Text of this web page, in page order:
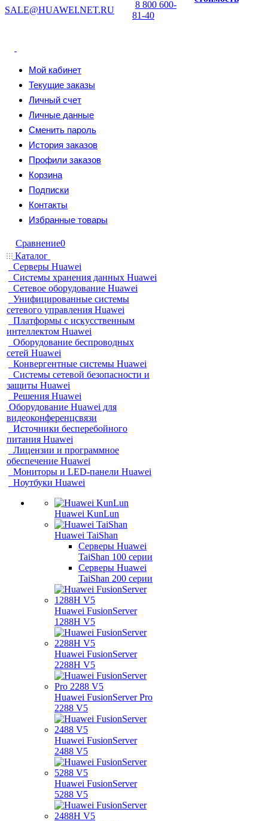
SALE@HUAWEI.NET.RU
8 800 600-
81-40
Мой кабинет
Текущие заказы
Личный счет
Личные данные
Сменить пароль
История заказов
Профили заказов
Корзина
Подписки
Контакты
Избранные товары
Сравнение0
Каталог
Серверы Huawei
Системы хранения данных Huawei
Сетевое оборудование Huawei
Унифицированные системы
сетевого управления Huawei
Платформы с искусственным
интеллектом Huawei
Оборудование беспроводных
сетей Huawei
Конвергентные системы Huawei
Системы сетевой безопасности и
защиты Huawei
Решения Huawei
Оборудование Huawei для
видеоконференцсвязи
Источники бесперебойного
питания Huawei
Лицензии и программное
обеспечение Huawei
Мониторы и LED-панели Huawei
Ноутбуки Huawei
Huawei KunLun
Huawei TaiShan
Серверы Huawei
TaiShan 100 серии
Серверы Huawei
TaiShan 200 серии
Huawei FusionServer
1288H V5
Huawei FusionServer
2288H V5
Huawei FusionServer Pro
2288 V5
Huawei FusionServer
2488 V5
Huawei FusionServer
5288 V5